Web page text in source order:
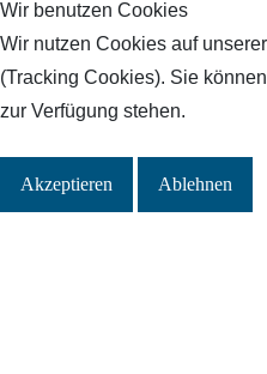
Wir benutzen Cookies
Wir nutzen Cookies auf
(Tracking Cookies). Sie
zur Verfügung stehen.
Akzeptieren Ablehnen